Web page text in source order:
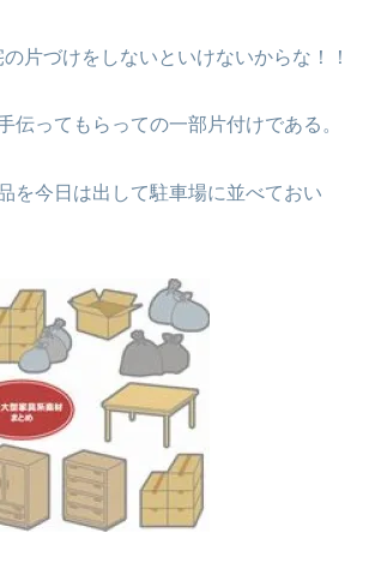
片づけをしないといけないからな！！
伝ってもらっての一部片付けである。
を今日は出して駐車場に並べておい